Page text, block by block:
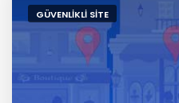
GÜVENLIKLI SITE